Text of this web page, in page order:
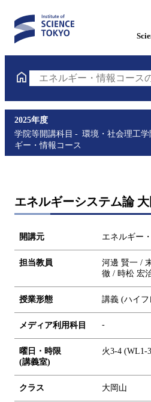
エネルギー・情報コース
2025年度
学院等開講科目
環境・社会理工学
ギー・情報コース
エネルギーシステム論
開講元 エネルギー
担当教員
河邊 賢一 /
徹 / 時松 宏
授業形態 講義 (ハイ
メディア利用科目 -
曜日・時限
(講義室)
火3-4 (WL1-
クラス 大岡山